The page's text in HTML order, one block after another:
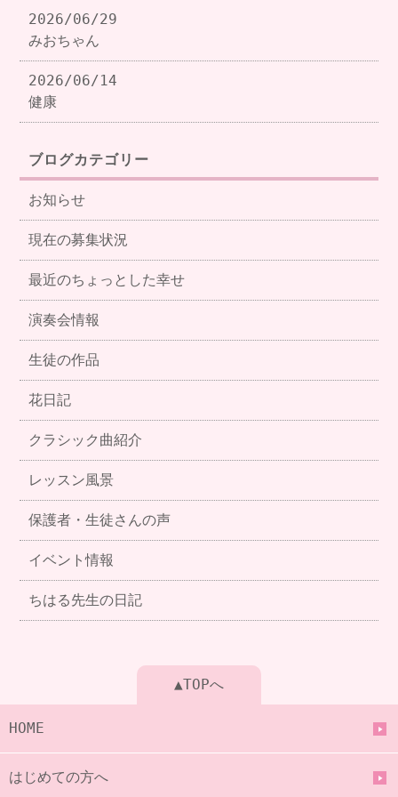
2026/06/29
みおちゃん
2026/06/14
健康
ブログカテゴリー
お知らせ
現在の募集状況
最近のちょっとした幸せ
演奏会情報
生徒の作品
花日記
クラシック曲紹介
レッスン風景
保護者・生徒さんの声
イベント情報
ちはる先生の日記
▲TOPへ
HOME
はじめての方へ